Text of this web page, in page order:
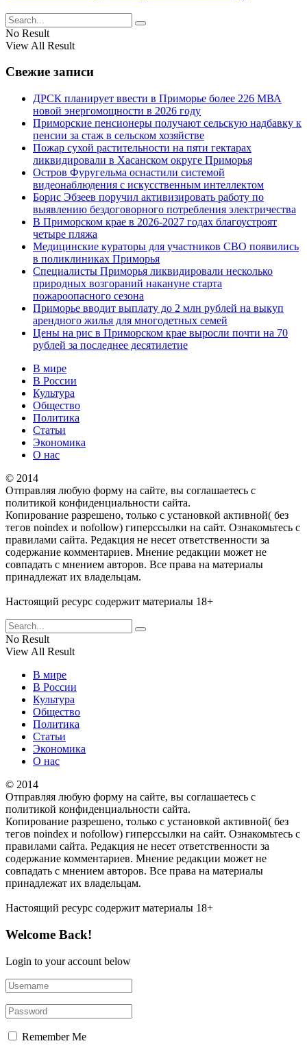
No Result
View All Result
Свежие записи
ДРСК планирует ввести в Приморье более 226 МВА
новой энергомощности в 2026 году
Приморские пенсионеры получают сельскую надбавку к
пенсии за стаж в сельском хозяйстве
Пожар сухой растительности на пяти гектарах
ликвидировали в Хасанском округе Приморья
Остров Фуругельма оснастили системой
видеонаблюдения с искусственным интеллектом
Борис Эбзеев поручил активизировать работу по
выявлению бездоговорного потребления электричества
В Приморском крае в 2026-2027 годах благоустроят
четыре пляжа
Медицинские кураторы для участников СВО появились
в поликлиниках Приморья
Специалисты Приморья ликвидировали несколько
природных возгораний накануне старта
пожароопасного сезона
Приморье вводит выплату до 2 млн рублей на выкуп
арендного жилья для многодетных семей
Цены на рис в Приморском крае выросли почти на 70
рублей за последнее десятилетие
В мире
В России
Культура
Общество
Политика
Статьи
Экономика
О нас
© 2014
Отправляя любую форму на сайте, вы соглашаетесь с
политикой конфиденциальности сайта.
Копирование разрешено, только с установкой активной( без
тегов noindex и nofollow) гиперссылки на сайт. Ознакомьтесь с
правилами сайта. Редакция не несет ответственности за
содержание комментариев. Мнение редакции может не
совпадать с мнением авторов. Все права на материалы
принадлежат их владельцам.
Настоящий ресурс содержит материалы 18+
No Result
View All Result
В мире
В России
Культура
Общество
Политика
Статьи
Экономика
О нас
© 2014
Отправляя любую форму на сайте, вы соглашаетесь с
политикой конфиденциальности сайта.
Копирование разрешено, только с установкой активной( без
тегов noindex и nofollow) гиперссылки на сайт. Ознакомьтесь с
правилами сайта. Редакция не несет ответственности за
содержание комментариев. Мнение редакции может не
совпадать с мнением авторов. Все права на материалы
принадлежат их владельцам.
Настоящий ресурс содержит материалы 18+
Welcome Back!
Login to your account below
Remember Me